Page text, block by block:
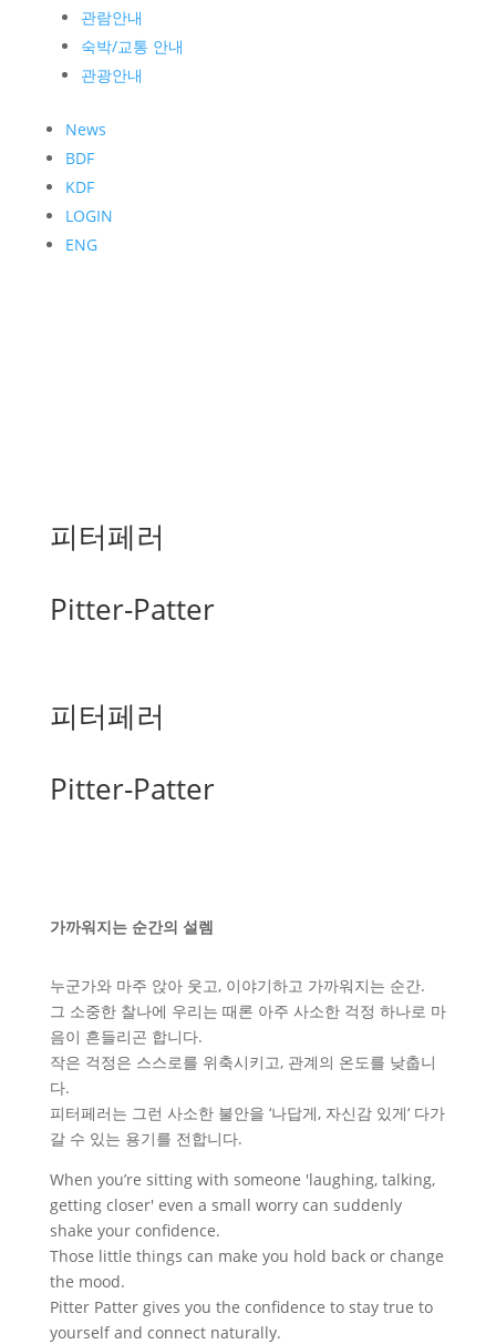
관람안내
숙박/교통 안내
관광안내
News
BDF
KDF
LOGIN
ENG
피터페러
Pitter-Patter
피터페러
Pitter-Patter
가까워지는 순간의 설렘
누군가와 마주 앉아 웃고, 이야기하고 가까워지는 순간.
그 소중한 찰나에 우리는 때론 아주 사소한 걱정 하나로 마
음이 흔들리곤 합니다.
작은 걱정은 스스로를 위축시키고, 관계의 온도를 낮춥니
다.
피터페러는 그런 사소한 불안을 ‘나답게, 자신감 있게‘ 다가
갈 수 있는 용기를 전합니다.
When you’re sitting with someone 'laughing, talking,
getting closer' even a small worry can suddenly
shake your confidence.
Those little things can make you hold back or change
the mood.
Pitter Patter gives you the confidence to stay true to
yourself and connect naturally.